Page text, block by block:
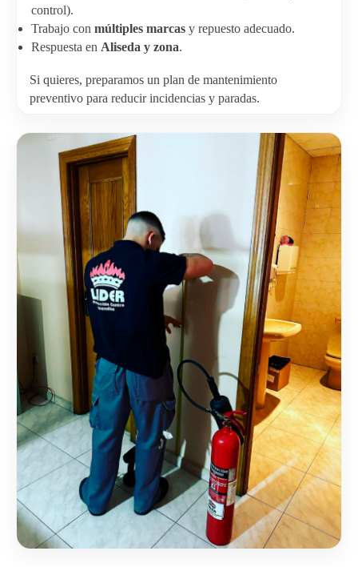
control).
Trabajo con múltiples marcas y repuesto adecuado.
Respuesta en Aliseda y zona.
Si quieres, preparamos un plan de mantenimiento
preventivo para reducir incidencias y paradas.